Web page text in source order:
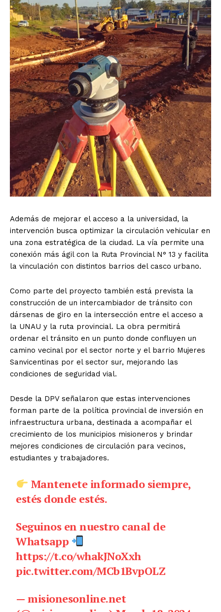
Además de mejorar el acceso a la universidad, la
intervención busca optimizar la circulación vehicular en
una zona estratégica de la ciudad. La vía permite una
conexión más ágil con la Ruta Provincial N° 13 y facilita
la vinculación con distintos barrios del casco urbano.
Como parte del proyecto también está prevista la
construcción de un intercambiador de tránsito con
dársenas de giro en la intersección entre el acceso a
la UNAU y la ruta provincial. La obra permitirá
ordenar el tránsito en un punto donde confluyen un
camino vecinal por el sector norte y el barrio Mujeres
Sanvicentinas por el sector sur, mejorando las
condiciones de seguridad vial.
Desde la DPV señalaron que estas intervenciones
forman parte de la política provincial de inversión en
infraestructura urbana, destinada a acompañar el
crecimiento de los municipios misioneros y brindar
mejores condiciones de circulación para vecinos,
estudiantes y trabajadores.
Mantenete informado siempre,
estés donde estés.
Seguinos en nuestro canal de
Whatsapp
https://t.co/whakJNoXxh
pic.twitter.com/MCb1BvpOLZ
— misionesonline.net